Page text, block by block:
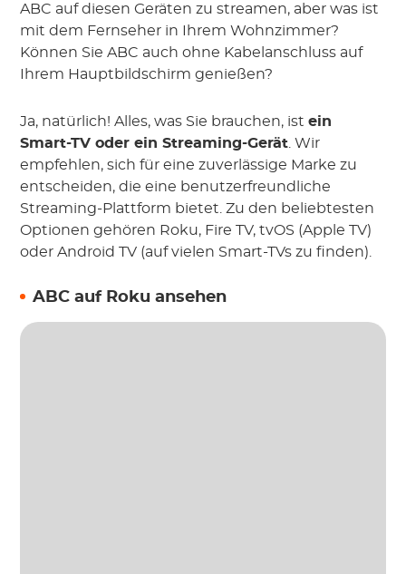
ABC auf diesen Geräten zu streamen, aber was ist
mit dem Fernseher in Ihrem Wohnzimmer?
Können Sie ABC auch ohne Kabelanschluss auf
Ihrem Hauptbildschirm genießen?
Ja, natürlich! Alles, was Sie brauchen, istein
Smart-TV oder ein Streaming-Gerät . Wir
empfehlen, sich für eine zuverlässige Marke zu
entscheiden, die eine benutzerfreundliche
Streaming-Plattform bietet. Zu den beliebtesten
Optionen gehören Roku, Fire TV, tvOS (Apple TV)
oder Android TV (auf vielen Smart-TVs zu finden).
ABC auf Roku ansehen